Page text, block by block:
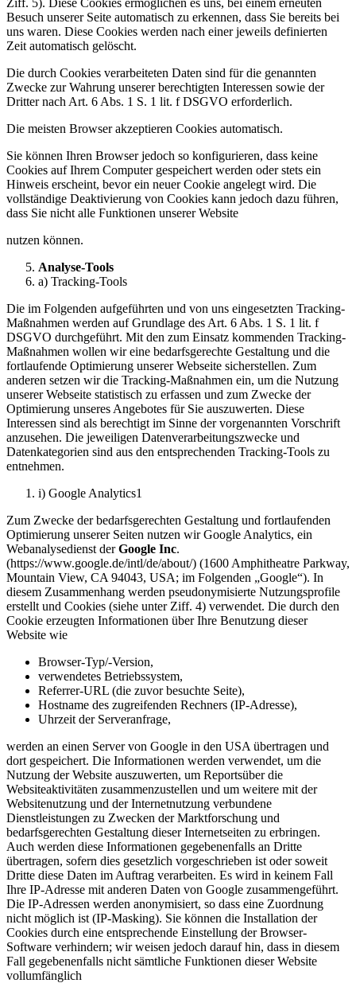
Besuch unserer Seite automatisch zu erkennen, dass Sie bereits bei
uns waren. Diese Cookies werden nach einer jeweils definierten
Zeit automatisch gelöscht.
Die durch Cookies verarbeiteten Daten sind für die genannten
Zwecke zur Wahrung unserer berechtigten Interessen sowie der
Dritter nach Art. 6 Abs. 1 S. 1 lit. f DSGVO erforderlich.
Die meisten Browser akzeptieren Cookies automatisch.
Sie können Ihren Browser jedoch so konfigurieren, dass keine
Cookies auf Ihrem Computer gespeichert werden oder stets ein
Hinweis erscheint, bevor ein neuer Cookie angelegt wird. Die
vollständige Deaktivierung von Cookies kann jedoch dazu führen,
dass Sie nicht alle Funktionen unserer Website
nutzen können.
Analyse-Tools
a) Tracking-Tools
Die im Folgenden aufgeführten und von uns eingesetzten Tracking-
Maßnahmen werden auf Grundlage des Art. 6 Abs. 1 S. 1 lit. f
DSGVO durchgeführt. Mit den zum Einsatz kommenden Tracking-
Maßnahmen wollen wir eine bedarfsgerechte Gestaltung und die
fortlaufende Optimierung unserer Webseite sicherstellen. Zum
anderen setzen wir die Tracking-Maßnahmen ein, um die Nutzung
unserer Webseite statistisch zu erfassen und zum Zwecke der
Optimierung unseres Angebotes für Sie auszuwerten. Diese
Interessen sind als berechtigt im Sinne der vorgenannten Vorschrift
anzusehen. Die jeweiligen Datenverarbeitungszwecke und
Datenkategorien sind aus den entsprechenden Tracking-Tools zu
entnehmen.
i) Google Analytics1
Zum Zwecke der bedarfsgerechten Gestaltung und fortlaufenden
Optimierung unserer Seiten nutzen wir Google Analytics, ein
Webanalysedienst derGoogle Inc.
(https://www.google.de/intl/de/about/) (1600 Amphitheatre Parkway,
Mountain View, CA 94043, USA; im Folgenden „Google“). In
diesem Zusammenhang werden pseudonymisierte Nutzungsprofile
erstellt und Cookies (siehe unter Ziff. 4) verwendet. Die durch den
Cookie erzeugten Informationen über Ihre Benutzung dieser
Website wie
Browser-Typ/-Version,
verwendetes Betriebssystem,
Referrer-URL (die zuvor besuchte Seite),
Hostname des zugreifenden Rechners (IP-Adresse),
Uhrzeit der Serveranfrage,
werden an einen Server von Google in den USA übertragen und
dort gespeichert. Die Informationen werden verwendet, um die
Nutzung der Website auszuwerten, um Reportsüber die
Websiteaktivitäten zusammenzustellen und um weitere mit der
Websitenutzung und der Internetnutzung verbundene
Dienstleistungen zu Zwecken der Marktforschung und
bedarfsgerechten Gestaltung dieser Internetseiten zu erbringen.
Auch werden diese Informationen gegebenenfalls an Dritte
übertragen, sofern dies gesetzlich vorgeschrieben ist oder soweit
Dritte diese Daten im Auftrag verarbeiten. Es wird in keinem Fall
Ihre IP-Adresse mit anderen Daten von Google zusammengeführt.
Die IP-Adressen werden anonymisiert, so dass eine Zuordnung
nicht möglich ist (IP-Masking). Sie können die Installation der
Cookies durch eine entsprechende Einstellung der Browser-
Software verhindern; wir weisen jedoch darauf hin, dass in diesem
Fall gegebenenfalls nicht sämtliche Funktionen dieser Website
vollumfänglich